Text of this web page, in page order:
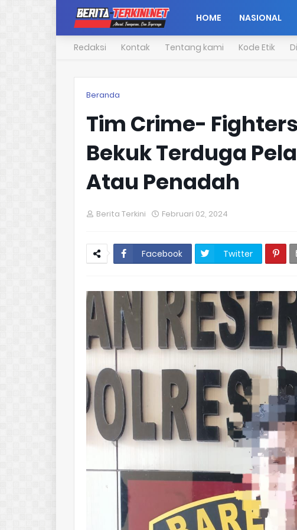
HOME NASIONAL
Redaksi Kontak Tentang kami Kode Etik
Beranda
Tim Crime-
Bekuk Terduga
Atau Penadah
Berita Terkini Februari 02, 2024
Facebook Twitter